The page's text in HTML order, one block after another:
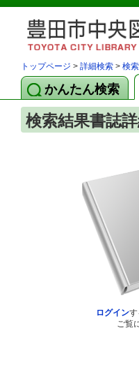
トップページ > 詳細検索 > 検
かんたん検索
検索結果書誌
ログインす
ご覧